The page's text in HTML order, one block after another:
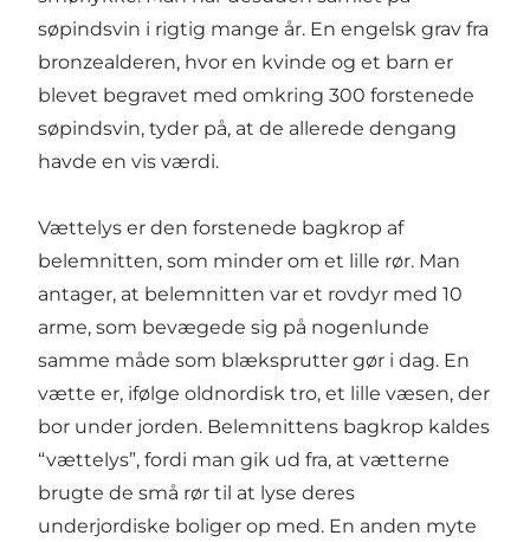
søpindsvin i rigtig mange år. En engelsk grav fra
bronzealderen, hvor en kvinde og et barn er
blevet begravet med omkring 300 forstenede
søpindsvin, tyder på, at de allerede dengang
havde en vis værdi.
Vættelys er den forstenede bagkrop af
belemnitten, som minder om et lille rør. Man
antager, at belemnitten var et rovdyr med 10
arme, som bevægede sig på nogenlunde
samme måde som blæksprutter gør i dag. En
vætte er, ifølge oldnordisk tro, et lille væsen, der
bor under jorden. Belemnittens bagkrop kaldes
“vættelys”, fordi man gik ud fra, at vætterne
brugte de små rør til at lyse deres
underjordiske boliger op med. En anden myte